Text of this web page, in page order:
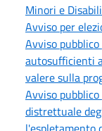
Minori e Disabili
Avviso per
Avviso
autosufficienti
valere sulla
Avviso
distrettuale